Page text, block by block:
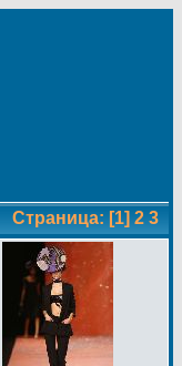
Страница: [1] 2 3